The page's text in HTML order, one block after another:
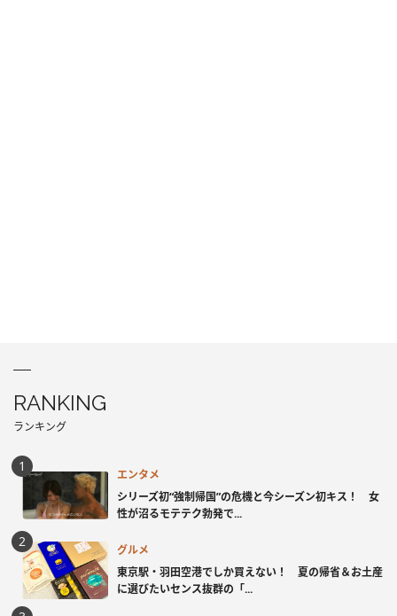
RANKING
ランキング
エンタメ
シリーズ初“強制帰国”の危機と今シーズン初キス！ 女
性が沼るモテテク勃発で...
グルメ
東京駅・羽田空港でしか買えない！ 夏の帰省＆お土産
に選びたいセンス抜群の「...